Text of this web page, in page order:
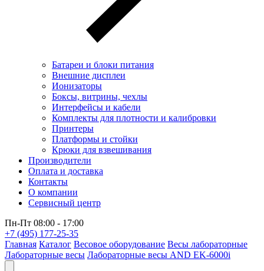
Батареи и блоки питания
Внешние дисплеи
Ионизаторы
Боксы, витрины, чехлы
Интерфейсы и кабели
Комплекты для плотности и калибровки
Принтеры
Платформы и стойки
Крюки для взвешивания
Производители
Оплата и доставка
Контакты
О компании
Сервисный центр
Пн-Пт 08:00 - 17:00
+7 (495) 177-25-35
Главная Каталог Весовое оборудование Весы лабораторные
Лабораторные весы Лабораторные весы AND EK-6000i